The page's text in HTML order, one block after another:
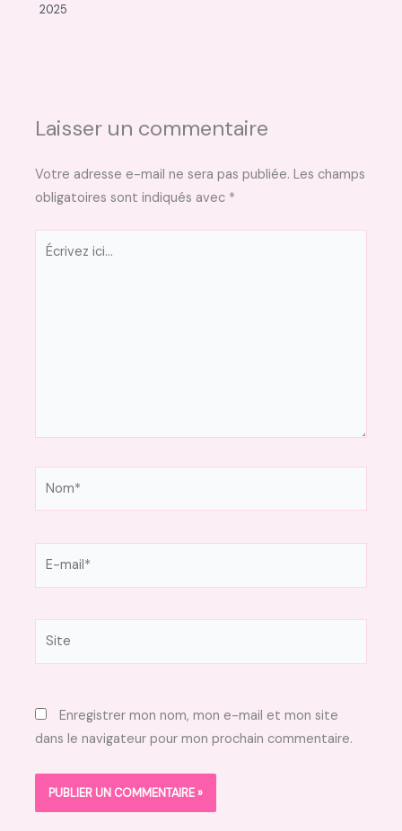
2025
Laisser un commentaire
Votre adresse e-mail ne sera pas publiée. Les champs
obligatoires sont indiqués avec *
Écrivez
Enregistrer mon nom, mon e-mail et mon site
dans le navigateur pour mon prochain commentaire.